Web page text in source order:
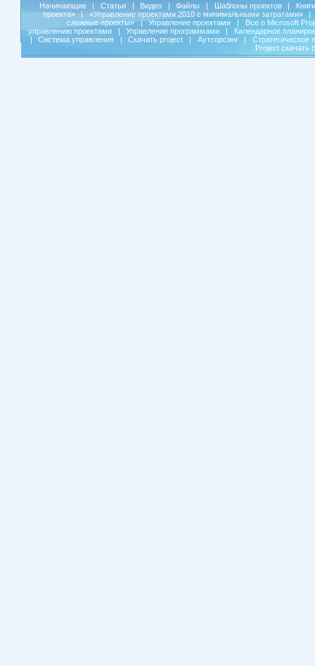
Начинающие | Статьи | Видео | Файлы | Шаблоны проектов |
Книги
проекта»
| «Управление проектами 2010 с минимальными затратами»
|
сложные проекты»
| Управление проектами |
Все о Microsoft
управлению проектами
| Управление программами |
Календарное
|
Система управления | Скачать project | Аутсорсинг |
Стратегическое
Project скачать